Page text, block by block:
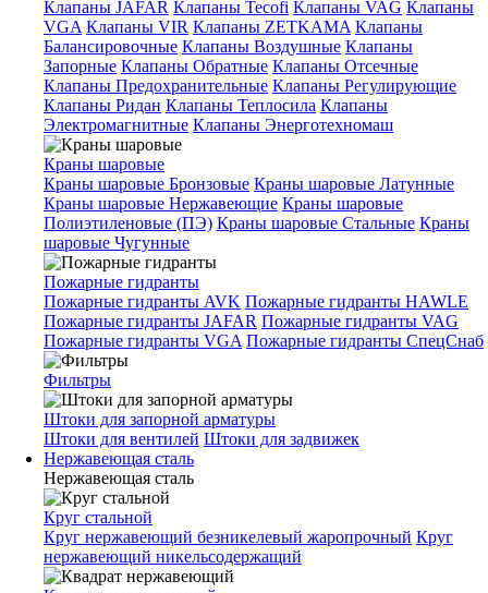
Клапаны JAFAR Клапаны Tecofi Клапаны VAG Клапаны
VGA Клапаны VIR Клапаны ZETKAMA Клапаны
Балансировочные Клапаны Воздушные Клапаны
Запорные Клапаны Обратные Клапаны Отсечные
Клапаны Предохранительные Клапаны Регулирующие
Клапаны Ридан Клапаны Теплосила Клапаны
Электромагнитные Клапаны Энерготехномаш
Краны шаровые
Краны шаровые Бронзовые Краны шаровые Латунные
Краны шаровые Нержавеющие Краны шаровые
Полиэтиленовые (ПЭ) Краны шаровые Стальные Краны
шаровые Чугунные
Пожарные гидранты
Пожарные гидранты AVK Пожарные гидранты HAWLE
Пожарные гидранты JAFAR Пожарные гидранты VAG
Пожарные гидранты VGA Пожарные гидранты СпецСнаб
Фильтры
Штоки для запорной арматуры
Штоки для вентилей Штоки для задвижек
Нержавеющая сталь
Нержавеющая сталь
Круг стальной
Круг нержавеющий безникелевый жаропрочный Круг
нержавеющий никельсодержащий